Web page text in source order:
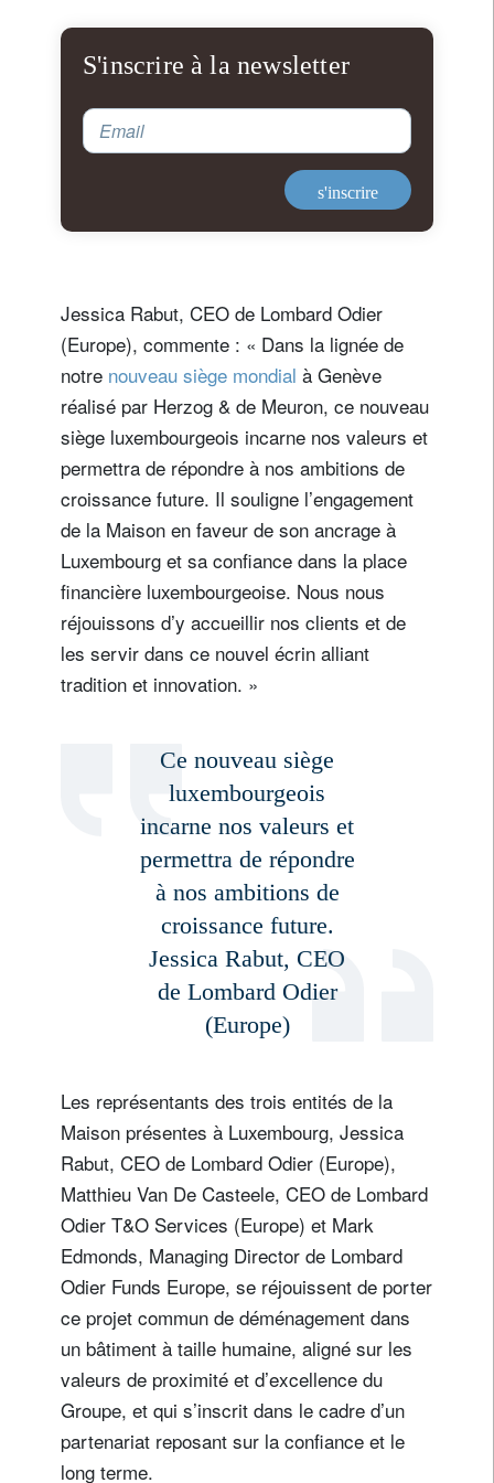
S'inscrire à la newsletter
Email
s'inscrire
Jessica Rabut, CEO de Lombard Odier
(Europe), commente : « Dans la lignée de
notre nouveau siège mondial à Genève
réalisé par Herzog & de Meuron, ce nouveau
siège luxembourgeois incarne nos valeurs et
permettra de répondre à nos ambitions de
croissance future. Il souligne l’engagement
de la Maison en faveur de son ancrage à
Luxembourg et sa confiance dans la place
financière luxembourgeoise. Nous nous
réjouissons d’y accueillir nos clients et de
les servir dans ce nouvel écrin alliant
tradition et innovation. »
Ce nouveau siège
luxembourgeois
incarne nos valeurs et
permettra de répondre
à nos ambitions de
croissance future.
Jessica Rabut, CEO
de Lombard Odier
(Europe)
Les représentants des trois entités de la
Maison présentes à Luxembourg, Jessica
Rabut, CEO de Lombard Odier (Europe),
Matthieu Van De Casteele, CEO de Lombard
Odier T&O Services (Europe) et Mark
Edmonds, Managing Director de Lombard
Odier Funds Europe, se réjouissent de porter
ce projet commun de déménagement dans
un bâtiment à taille humaine, aligné sur les
valeurs de proximité et d’excellence du
Groupe, et qui s’inscrit dans le cadre d’un
partenariat reposant sur la confiance et le
long terme.